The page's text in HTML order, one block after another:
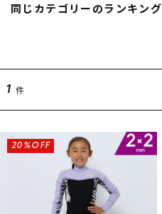
特集一覧
中古/アウトレット スノ
同じカテゴリーのランキング
1 件
20%OFF